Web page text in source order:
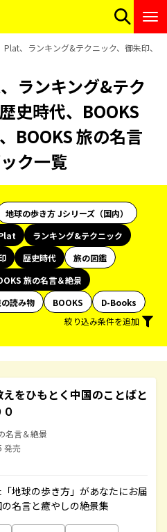
Plat、ランキング&テクニック、御朱印、
ランキング&テク
史時代、BOOKS
BOOKS 旅の名言
ク一覧
地球の歩き方 Jシリーズ（国内）
ランキング&テクニック
歴史時代
旅の図鑑
旅の名言＆絶景
読み物 BOOKS
D-Books
絞り込み条件を追加
をひもとく中国のことばと
名言＆絶景
発売
地球の歩き方」があなたにお届
名言と癒やしの絶景集